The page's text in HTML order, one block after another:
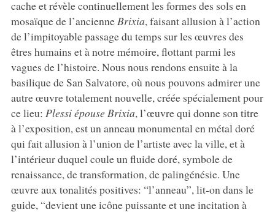
cache et révèle continuellement les formes des sols en
mosaïque de l’ancienne Brixia, faisant allusion à l’action
de l’impitoyable passage du temps sur les œuvres des
êtres humains et à notre mémoire, flottant parmi les
vagues de l’histoire. Nous nous rendons ensuite à la
basilique de San Salvatore, où nous pouvons admirer une
autre œuvre totalement nouvelle, créée spécialement pour
ce lieu: Plessi épouse Brixia, l’œuvre qui donne son titre
à l’exposition, est un anneau monumental en métal doré
qui fait allusion à l’union de l’artiste avec la ville, et à
l’intérieur duquel coule un fluide doré, symbole de
renaissance, de transformation, de palingénésie. Une
œuvre aux tonalités positives: “l’anneau”, lit-on dans le
guide, “devient une icône puissante et une incitation à